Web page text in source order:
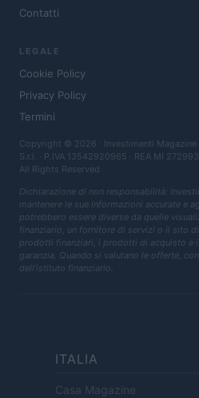
Contatti
LEGALE
Cookie Policy
Privacy Policy
Termini
Copyright © 2026 · Investimenti
S.r.l. · P.IVA 13542920965 · REA MI
All Rights Reserved
Dichiarazione di non responsabilità:
mantenere le sue informazioni accurate e
potrebbero essere diverse da quelle
finanziario, un fornitore di servizi o il sito
prodotti finanziari, i prodotti di acquisto e
garanzia. Quando si valutano le offerte,
dell'istituto finanziario.
ITALIA
Casa Magazine